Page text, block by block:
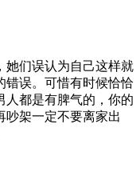
她们误认为自己这样就
错误。可惜有时候恰恰
人都是有脾气的，你的
吵架一定不要离家出